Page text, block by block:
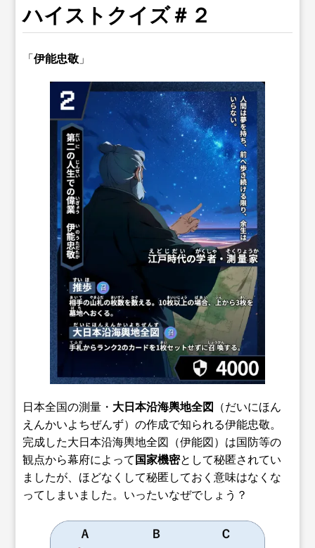
ハイストクイズ＃２
「伊能忠敬 」
日本全国の測量・ 大日本沿海輿地全図 （だいにほん
えんかいよちぜんず）の作成で知られる伊能忠敬。
完成した大日本沿海輿地全図（伊能図）は国防等の
観点から幕府によって国家機密として秘匿されてい
ましたが、ほどなくして秘匿しておく意味はなくな
ってしまいました。いったいなぜでしょう？